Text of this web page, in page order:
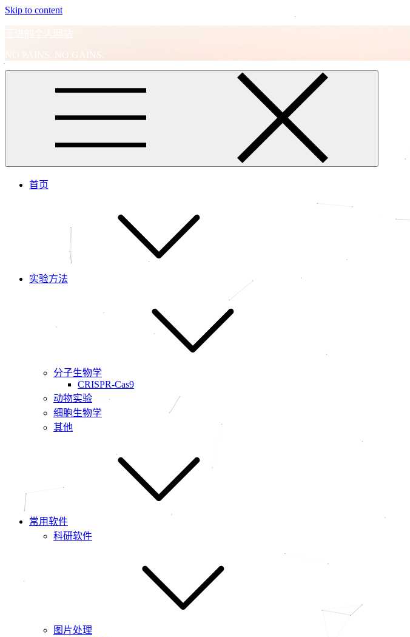
Skip to content
王进的个人网站
NO PAINS, NO GAINS.
首页
实验方法
分子生物学
CRISPR-Cas9
动物实验
细胞生物学
其他
常用软件
科研软件
图片处理